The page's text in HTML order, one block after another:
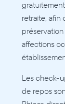
retraite, afin
affections
Les check-
de repos